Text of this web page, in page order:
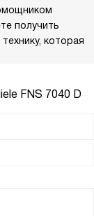
получить
которая
FNS 7040 D